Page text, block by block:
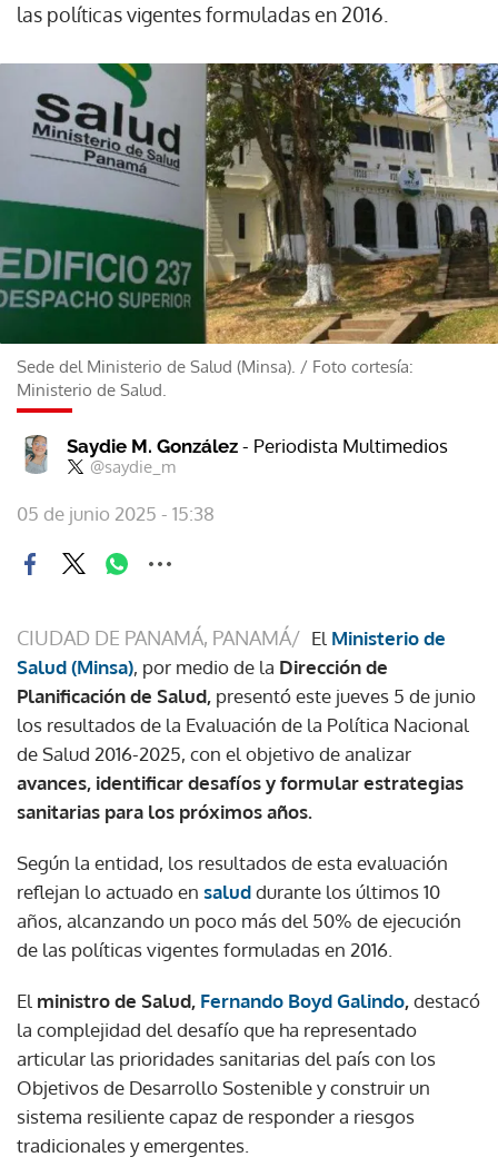
las políticas vigentes formuladas en 2016.
Sede del Ministerio de Salud (Minsa). / Foto cortesía:
Ministerio de Salud.
Saydie M. González - Periodista Multimedios
@saydie_m
05 de junio 2025 - 15:38
CIUDAD DE PANAMÁ, PANAMÁ/ El Ministerio de
Salud (Minsa), por medio de la Dirección de
Planificación de Salud, presentó este jueves 5 de junio
los resultados de la Evaluación de la Política Nacional
de Salud 2016-2025, con el objetivo de analizar
avances, identificar desafíos y formular estrategias
sanitarias para los próximos años.
Según la entidad, los resultados de esta evaluación
reflejan lo actuado en saluddurante los últimos 10
años, alcanzando un poco más del 50% de ejecución
de las políticas vigentes formuladas en 2016.
El ministro de Salud, Fernando Boyd Galindo,destacó
la complejidad del desafío que ha representado
articular las prioridades sanitarias del país con los
Objetivos de Desarrollo Sostenible y construir un
sistema resiliente capaz de responder a riesgos
tradicionales y emergentes.